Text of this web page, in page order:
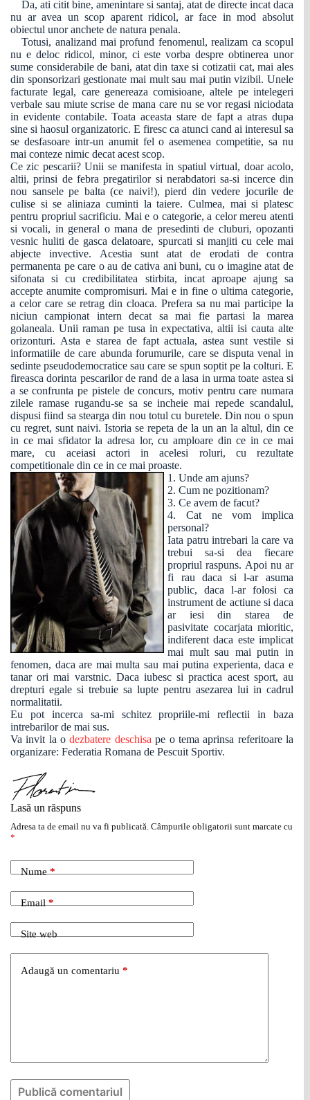
Da, ati citit bine, amenintare si santaj, atat de directe incat daca
nu ar avea un scop aparent ridicol, ar face in mod absolut
obiectul unor anchete de natura penala.
Totusi, analizand mai profund fenomenul, realizam ca scopul
nu e deloc ridicol, minor, ci este vorba despre obtinerea unor
sume considerabile de bani, atat din taxe si cotizatii cat, mai ales
din sponsorizari gestionate mai mult sau mai putin vizibil. Unele
facturate legal, care genereaza comisioane, altele pe intelegeri
verbale sau miute scrise de mana care nu se vor regasi niciodata
in evidente contabile. Toata aceasta stare de fapt a atras dupa
sine si haosul organizatoric. E firesc ca atunci cand ai interesul sa
se desfasoare intr-un anumit fel o asemenea competitie, sa nu
mai conteze nimic decat acest scop.
Ce zic pescarii? Unii se manifesta in spatiul virtual, doar acolo,
altii, prinsi de febra pregatirilor si nerabdatori sa-si incerce din
nou sansele pe balta (ce naivi!), pierd din vedere jocurile de
culise si se aliniaza cuminti la taiere. Culmea, mai si platesc
pentru propriul sacrificiu. Mai e o categorie, a celor mereu atenti
si vocali, in general o mana de presedinti de cluburi, opozanti
vesnic huliti de gasca delatoare, spurcati si manjiti cu cele mai
abjecte invective. Acestia sunt atat de erodati de contra
permanenta pe care o au de cativa ani buni, cu o imagine atat de
sifonata si cu credibilitatea stirbita, incat aproape ajung sa
accepte anumite compromisuri. Mai e in fine o ultima categorie,
a celor care se retrag din cloaca. Prefera sa nu mai participe la
niciun campionat intern decat sa mai fie partasi la marea
golaneala. Unii raman pe tusa in expectativa, altii isi cauta alte
orizonturi. Asta e starea de fapt actuala, astea sunt vestile si
informatiile de care abunda forumurile, care se disputa venal in
sedinte pseudodemocratice sau care se spun soptit pe la colturi. E
fireasca dorinta pescarilor de rand de a lasa in urma toate astea si
a se confrunta pe pistele de concurs, motiv pentru care numara
zilele ramase rugandu-se sa se incheie mai repede scandalul,
dispusi fiind sa stearga din nou totul cu buretele. Din nou o spun
cu regret, sunt naivi. Istoria se repeta de la un an la altul, din ce
in ce mai sfidator la adresa lor, cu amploare din ce in ce mai
mare, cu aceiasi actori in acelesi roluri, cu rezultate
competitionale din ce in ce mai proaste.
1. Unde am ajuns?
2. Cum ne pozitionam?
3. Ce avem de facut?
4. Cat ne vom implica
personal?
Iata patru intrebari la care va
trebui sa-si dea fiecare
propriul raspuns. Apoi nu ar
fi rau daca si l-ar asuma
public, daca l-ar folosi ca
instrument de actiune si daca
ar iesi din starea de
pasivitate cocarjata mioritic,
indiferent daca este implicat
mai mult sau mai putin in
fenomen, daca are mai multa sau mai putina experienta, daca e
tanar ori mai varstnic. Daca iubesc si practica acest sport, au
drepturi egale si trebuie sa lupte pentru asezarea lui in cadrul
normalitatii.
Eu pot incerca sa-mi schitez propriile-mi reflectii in baza
intrebarilor de mai sus.
Va invit la odezbatere deschisa pe o tema aprinsa referitoare la
organizare: Federatia Romana de Pescuit Sportiv.
Lasă un răspuns
Adresa ta de email nu va fi publicată. Câmpurile obligatorii sunt marcate cu
*
Nume*
Email*
Site web
Adaugă un comentariu *
Publică comentariul